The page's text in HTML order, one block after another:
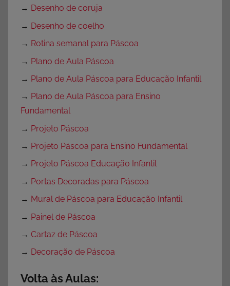
→ Desenho de coruja
→ Desenho de coelho
→ Rotina semanal para Páscoa
→ Plano de Aula Páscoa
→ Plano de Aula Páscoa para Educação Infantil
→ Plano de Aula Páscoa para Ensino
Fundamental
→ Projeto Páscoa
→ Projeto Páscoa para Ensino Fundamental
→ Projeto Páscoa Educação Infantil
→ Portas Decoradas para Páscoa
→ Mural de Páscoa para Educação Infantil
→ Painel de Páscoa
→ Cartaz de Páscoa
→ Decoração de Páscoa
Volta às Aulas: